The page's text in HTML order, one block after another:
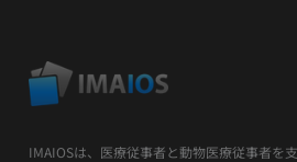
IMAIOSは、医療従事者と動物医療従事者を